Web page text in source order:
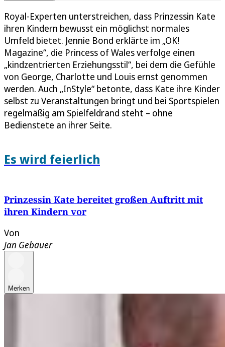
Royal-Experten unterstreichen, dass Prinzessin Kate
ihren Kindern bewusst ein möglichst normales
Umfeld bietet. Jennie Bond erklärte im „OK!
Magazine“, die Princess of Wales verfolge einen
„kindzentrierten Erziehungsstil“, bei dem die Gefühle
von George, Charlotte und Louis ernst genommen
werden. Auch „InStyle“ betonte, dass Kate ihre Kinder
selbst zu Veranstaltungen bringt und bei Sportspielen
regelmäßig am Spielfeldrand steht – ohne
Bedienstete an ihrer Seite.
Es wird feierlich
Prinzessin Kate bereitet großen Auftritt mit
ihren Kindern vor
Von
Jan Gebauer
Merken